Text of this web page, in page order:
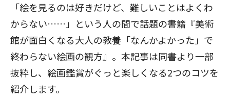
「絵を見るのは好きだけど、難しいことはよくわ
からない……」という人の間で話題の書籍『美術
館が面白くなる大人の教養「なんかよかった」で
終わらない絵画の観方』。本記事は同書より一部
抜粋し、絵画鑑賞がぐっと楽しくなる2つのコツを
紹介します。